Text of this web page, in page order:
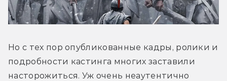
Но с тех пор опубликованные кадры, ролики и
подробности кастинга многих заставили
насторожиться. Уж очень неаутентично